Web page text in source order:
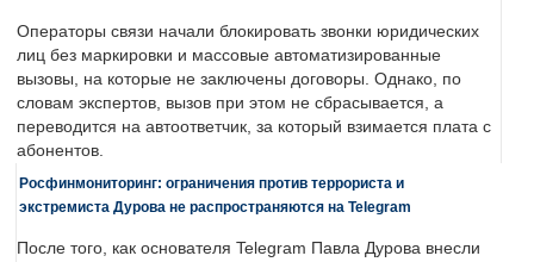
Операторы связи начали блокировать звонки юридических
лиц без маркировки и массовые автоматизированные
вызовы, на которые не заключены договоры. Однако, по
словам экспертов, вызов при этом не сбрасывается, а
переводится на автоответчик, за который взимается плата с
абонентов.
Росфинмониторинг: ограничения против террориста и
экстремиста Дурова не распространяются на Telegram
После того, как основателя Telegram Павла Дурова внесли